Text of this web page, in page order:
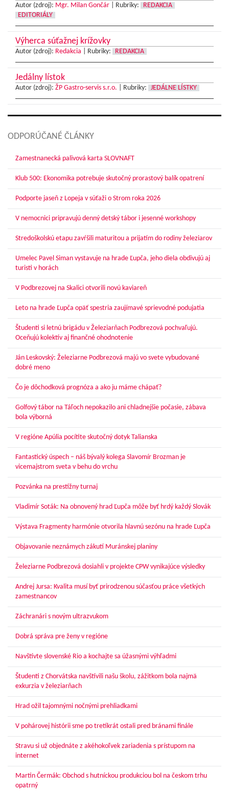
Autor (zdroj): Mgr. Milan Gončár Rubriky:
REDAKCIA
EDITORIÁLY
Výherca súťažnej krížovky
Autor (zdroj): Redakcia Rubriky: REDAKCIA
Jedálny lístok
Autor (zdroj): ŽP Gastro-servis s.r.o. Rubriky: JEDÁLNE LÍSTKY
ODPORÚČANÉ ČLÁNKY
Zamestnanecká palivová karta SLOVNAFT
Klub 500: Ekonomika potrebuje skutočný prorastový balík opatrení
Podporte jaseň z Lopeja v súťaži o Strom roka 2026
V nemocnici pripravujú denný detský tábor i jesenné workshopy
Stredoškolskú etapu zavŕšili maturitou a prijatím do rodiny železiarov
Umelec Pavel Siman vystavuje na hrade Ľupča, jeho diela obdivujú aj
turisti v horách
V Podbrezovej na Skalici otvorili novú kaviareň
Leto na hrade Ľupča opäť spestria zaujímavé sprievodné podujatia
Študenti si letnú brigádu v Železiarňach Podbrezová pochvaľujú.
Oceňujú kolektív aj finančné ohodnotenie
Ján Leskovský: Železiarne Podbrezová majú vo svete vybudované
dobré meno
Čo je dôchodková prognóza a ako ju máme chápať?
Golfový tábor na Táľoch nepokazilo ani chladnejšie počasie, zábava
bola výborná
V regióne Apúlia pocítite skutočný dotyk Talianska
Fantastický úspech – náš bývalý kolega Slavomír Brozman je
vicemajstrom sveta v behu do vrchu
Pozvánka na prestížny turnaj
Vladimír Soták: Na obnovený hrad Ľupča môže byť hrdý každý Slovák
Výstava Fragmenty harmónie otvorila hlavnú sezónu na hrade Ľupča
Objavovanie neznámych zákutí Muránskej planiny
Železiarne Podbrezová dosiahli v projekte CPW vynikajúce výsledky
Andrej Jursa: Kvalita musí byť prirodzenou súčasťou práce všetkých
zamestnancov
Záchranári s novým ultrazvukom
Dobrá správa pre ženy v regióne
Navštívte slovenské Rio a kochajte sa úžasnými výhľadmi
Študenti z Chorvátska navštívili našu školu, zážitkom bola najmä
exkurzia v železiarňach
Hrad ožil tajomnými nočnými prehliadkami
V pohárovej histórii sme po tretíkrát ostali pred bránami finále
Stravu si už objednáte z akéhokoľvek zariadenia s prístupom na
internet
Martin Čermák: Obchod s hutníckou produkciou bol na českom trhu
opatrný